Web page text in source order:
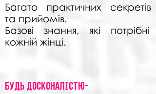
Багато практичних секретів
та прийомів.
Базові знання, які потрібні
кожній жінці.
Будь ДОСКОНАЛІСТЮ-